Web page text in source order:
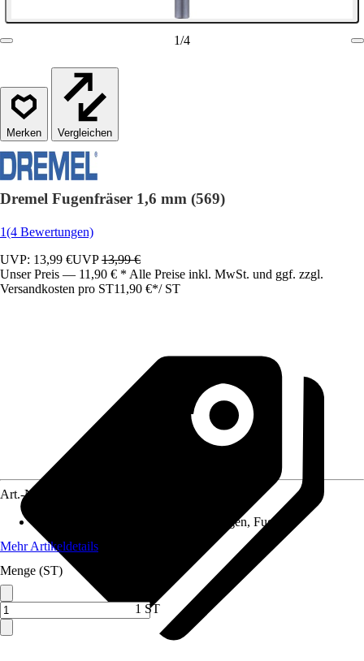
1/4
Vergleichen
Dremel Fugenfräser 1,6 mm (569)
1(4 Bewertungen)
UVP: 13,99 €UVP13,99 €
Unser Preis — 11,90 € * Alle Preise inkl. MwSt. und ggf. zzgl.
Versandkosten pro ST11,90 €*/ ST
Art.-Nr.
Fräsen, Entfernen, Reinigen, Fugen
Mehr Artikeldetails
Menge (ST)
1 ST